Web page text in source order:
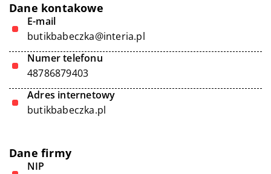
Dane kontakowe
E-mail
butikbabeczka@interia.pl
Numer telefonu
48786879403
Adres internetowy
butikbabeczka.pl
Dane firmy
NIP